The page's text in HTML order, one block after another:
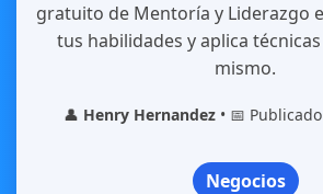
gratuito de Mentoría y Liderazgo
tus habilidades y aplica
mismo.
👤 Henry Hernandez • 📅
Negocios